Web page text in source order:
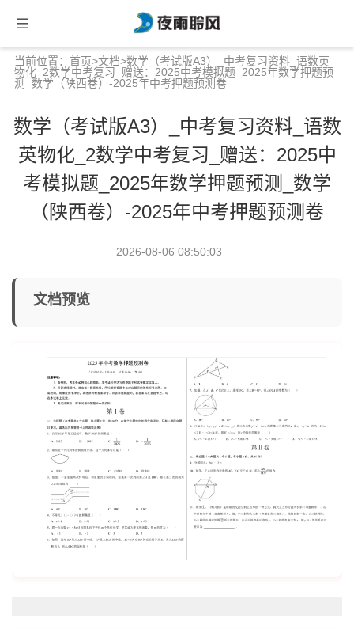
当前位置： 首页>文档>数学（考试版A3）_中考复习资料_语数英
物化_2数学中考复习_赠送：2025中考模拟题_2025年数学押题预
测_数学（陕西卷）-2025年中考押题预测卷
数学（考试版A3）_中考复习资料_语数
英物化_2数学中考复习_赠送：2025中
考模拟题_2025年数学押题预测_数学
（陕西卷）-2025年中考押题预测卷
2026-08-06 08:50:03
文档预览